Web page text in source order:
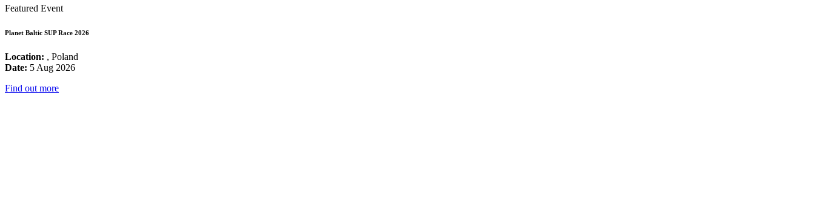
Featured Event
Planet Baltic SUP Race 2026
Location: , Poland
Date: 5 Aug 2026
Find out more